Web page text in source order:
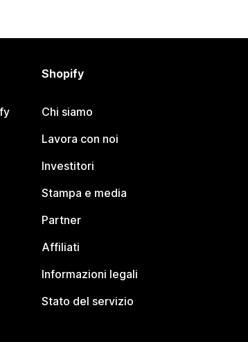
Shopify
Chi siamo
Lavora con noi
Investitori
Stampa e media
Partner
Affiliati
Informazioni legali
Stato del servizio